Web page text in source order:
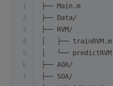
1 ├──
2
├──
3
├──
4
│   ├──
5
│   └──
6
├──
7
├──